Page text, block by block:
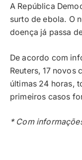
A República
surto de ebola. O
doença já passa
De acordo com
Reuters, 17 novos
últimas 24 horas,
primeiros casos
* Com